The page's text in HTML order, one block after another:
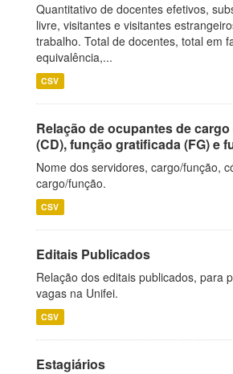
Quantitativo de docentes efetivos,
livre, visitantes e visitantes
trabalho. Total de docentes, total em
equivalência,...
CSV
Relação de ocupantes de
(CD), função gratificada (FG) e
Nome dos servidores, cargo/função,
cargo/função.
CSV
Editais Publicados
Relação dos editais publicados, para
vagas na Unifei.
CSV
Estagiários